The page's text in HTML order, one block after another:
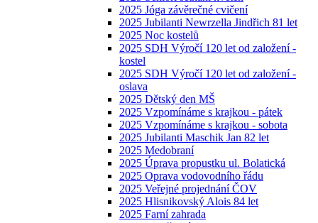
2025 Jóga závěrečné cvičení
2025 Jubilanti Newrzella Jindřich 81 let
2025 Noc kostelů
2025 SDH Výročí 120 let od založení -
kostel
2025 SDH Výročí 120 let od založení -
oslava
2025 Dětský den MŠ
2025 Vzpomínáme s krajkou - pátek
2025 Vzpomínáme s krajkou - sobota
2025 Jubilanti Maschik Jan 82 let
2025 Medobraní
2025 Úprava propustku ul. Bolatická
2025 Oprava vodovodního řádu
2025 Veřejné projednání ČOV
2025 Hlisnikovský Alois 84 let
2025 Farní zahrada